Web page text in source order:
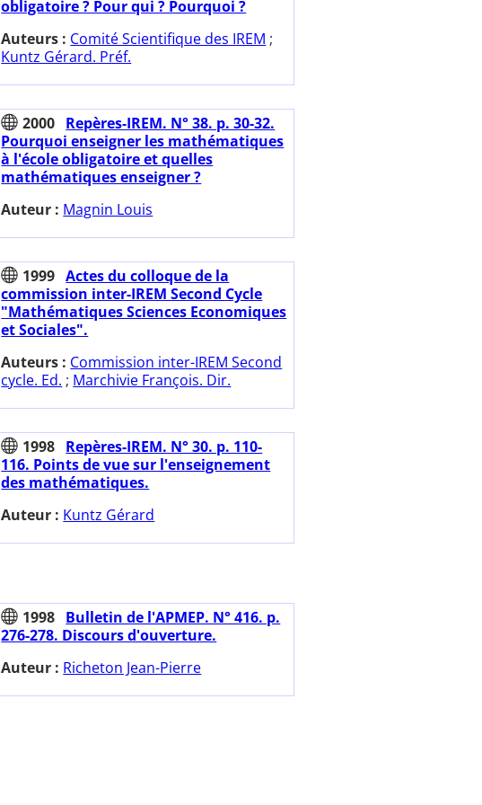
obligatoire ? Pour qui ? Pourquoi ?
Auteurs : Comité Scientifique des IREM ;
Kuntz Gérard. Préf.
2000 Repères-IREM. N° 38. p. 30-32.
Pourquoi enseigner les mathématiques
à l'école obligatoire et quelles
mathématiques enseigner ?
Auteur : Magnin Louis
1999 Actes du colloque de la
commission inter-IREM Second Cycle
"Mathématiques Sciences Economiques
et Sociales".
Auteurs : Commission inter-IREM Second
cycle. Ed. ; Marchivie François. Dir.
1998 Repères-IREM. N° 30. p. 110-
116. Points de vue sur l'enseignement
des mathématiques.
Auteur : Kuntz Gérard
1998 Bulletin de l'APMEP. N° 416. p.
276-278. Discours d'ouverture.
Auteur : Richeton Jean-Pierre